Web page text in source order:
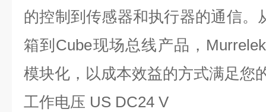
的控制到传感器和执行器的通信。
箱到Cube现场总线产品，
模块化，以成本效益的方式满足您
工作电压 US DC24 V